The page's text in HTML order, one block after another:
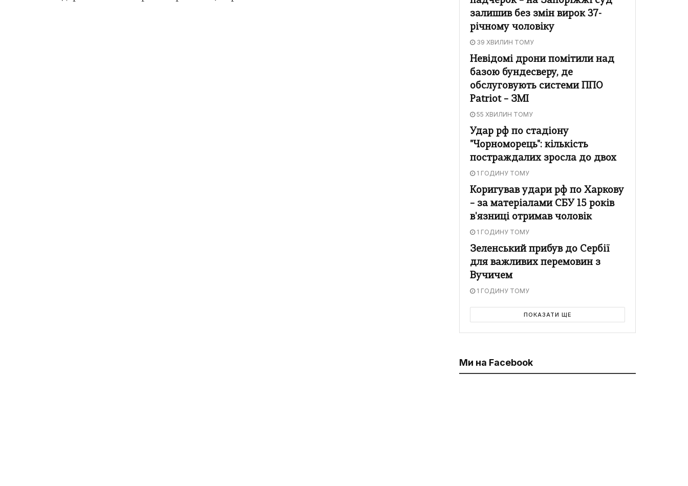
залишив без змін вирок 37-
річному чоловіку
39 ХВИЛИН ТОМУ
Невідомі дрони помітили над
базою бундесверу, де
обслуговують системи ППО
Patriot – ЗМІ
55 ХВИЛИН ТОМУ
Удар рф по стадіону
"Чорноморець": кількість
постраждалих зросла до двох
1 ГОДИНУ ТОМУ
Коригував удари рф по Харкову
– за матеріалами СБУ 15 років
в'язниці отримав чоловік
1 ГОДИНУ ТОМУ
Зеленський прибув до Сербії
для важливих перемовин з
Вучичем
1 ГОДИНУ ТОМУ
ПОКАЗАТИ ЩЕ
Ми на Facebook